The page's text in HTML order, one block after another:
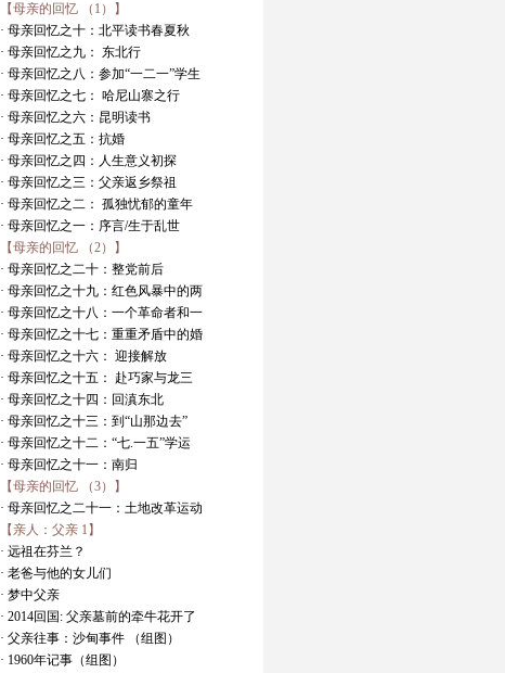
【母亲的回忆 （1）】
· 母亲回忆之十：北平读书春夏秋
· 母亲回忆之九： 东北行
· 母亲回忆之八：参加“一二一”学生
· 母亲回忆之七： 哈尼山寨之行
· 母亲回忆之六：昆明读书
· 母亲回忆之五：抗婚
· 母亲回忆之四：人生意义初探
· 母亲回忆之三：父亲返乡祭祖
· 母亲回忆之二： 孤独忧郁的童年
· 母亲回忆之一：序言/生于乱世
【母亲的回忆 （2）】
· 母亲回忆之二十：整党前后
· 母亲回忆之十九：红色风暴中的两
· 母亲回忆之十八：一个革命者和一
· 母亲回忆之十七：重重矛盾中的婚
· 母亲回忆之十六： 迎接解放
· 母亲回忆之十五： 赴巧家与龙三
· 母亲回忆之十四：回滇东北
· 母亲回忆之十三：到“山那边去”
· 母亲回忆之十二：“七.一五”学运
· 母亲回忆之十一：南归
【母亲的回忆 （3）】
· 母亲回忆之二十一：土地改革运动
【亲人：父亲 1】
· 远祖在芬兰？
· 老爸与他的女儿们
· 梦中父亲
· 2014回国: 父亲墓前的牵牛花开了
· 父亲往事：沙甸事件 （组图）
· 1960年记事（组图）